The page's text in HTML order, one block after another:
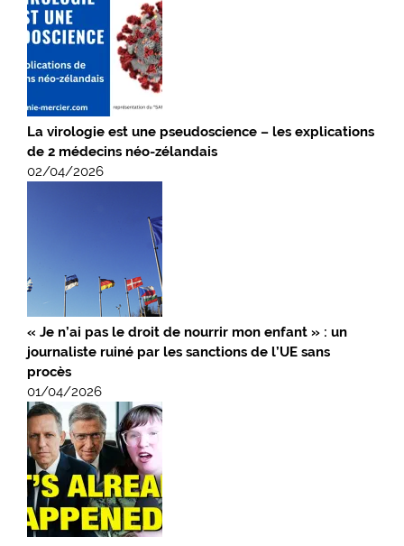
La virologie est une pseudoscience – les explications
de 2 médecins néo-zélandais
02/04/2026
« Je n’ai pas le droit de nourrir mon enfant » : un
journaliste ruiné par les sanctions de l’UE sans
procès
01/04/2026